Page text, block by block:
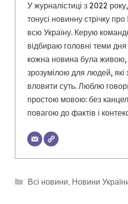
У журналістиці з 2022
тонусі новинну стрічку
всю Україну. Керую
відбираю головні теми
кожна новина була
зрозумілою для людей, які
вловити суть. Люблю
простою мовою: без
повагою до фактів і
Категорії
Всі новини, Новини